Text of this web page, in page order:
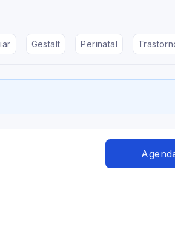
Gestalt Perinatal